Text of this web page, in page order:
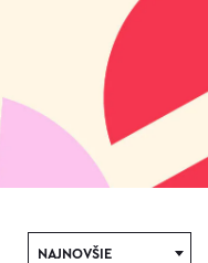
NAJNOVŠIE